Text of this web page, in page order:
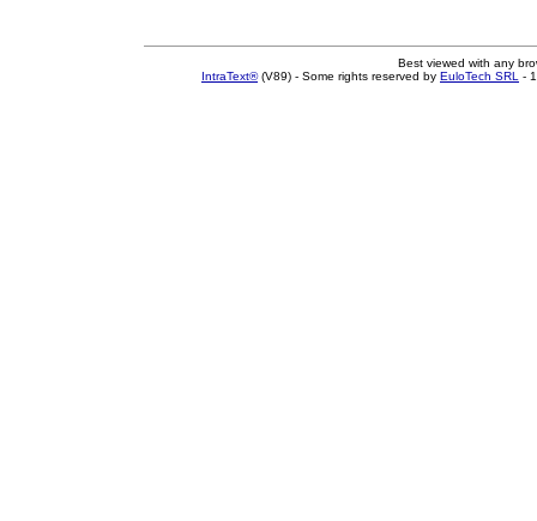
Best viewed with any
IntraText®(V89) - Some rights reserved by EuloTech SRL -